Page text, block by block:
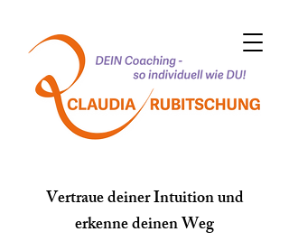
Vertraue deiner Intuition und
erkenne deinen Weg